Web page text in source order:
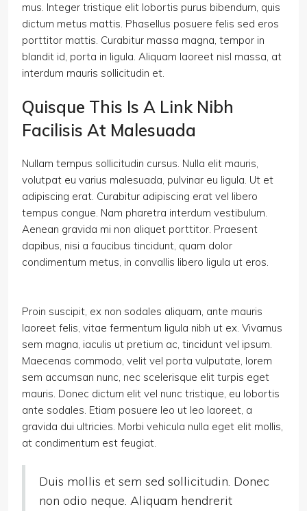
mus. Integer tristique elit lobortis purus bibendum, quis
dictum metus mattis. Phasellus posuere felis sed eros
porttitor mattis. Curabitur massa magna, tempor in
blandit id, porta in ligula. Aliquam laoreet nisl massa, at
interdum mauris sollicitudin et.
Quisque This Is A Link Nibh
Facilisis At Malesuada
Nullam tempus sollicitudin cursus. Nulla elit mauris,
volutpat eu varius malesuada, pulvinar eu ligula. Ut et
adipiscing erat. Curabitur adipiscing erat vel libero
tempus congue. Nam pharetra interdum vestibulum.
Aenean gravida mi non aliquet porttitor. Praesent
dapibus, nisi a faucibus tincidunt, quam dolor
condimentum metus, in convallis libero ligula ut eros.
Proin suscipit, ex non sodales aliquam, ante mauris
laoreet felis, vitae fermentum ligula nibh ut ex. Vivamus
sem magna, iaculis ut pretium ac, tincidunt vel ipsum.
Maecenas commodo, velit vel porta vulputate, lorem
sem accumsan nunc, nec scelerisque elit turpis eget
mauris. Donec dictum elit vel nunc tristique, eu lobortis
ante sodales. Etiam posuere leo ut leo laoreet, a
gravida dui ultricies. Morbi vehicula nulla eget elit mollis,
at condimentum est feugiat.
Duis mollis et sem sed sollicitudin. Donec
non odio neque. Aliquam hendrerit